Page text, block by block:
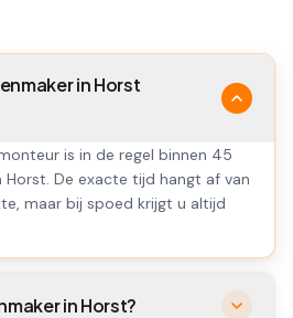
in Horst
is in de regel binnen 45
De exacte tijd hangt af van
maar bij spoed krijgt u altijd
in Horst?